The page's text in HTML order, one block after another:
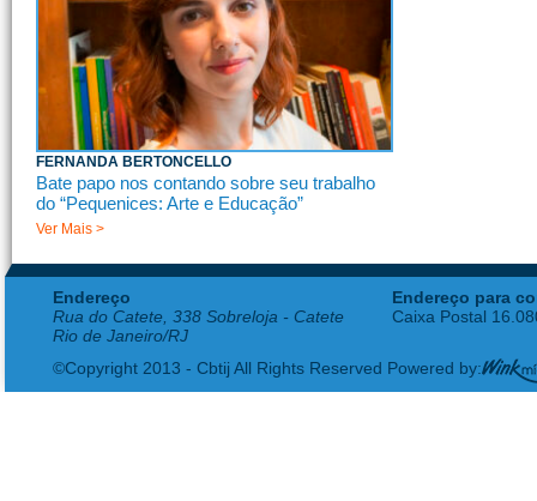
FERNANDA BERTONCELLO
Bate papo nos contando sobre seu trabalho
do “Pequenices: Arte e Educação”
Ver Mais >
Endereço
Rua do Catete, 338 Sobreloja - Catete
Rio de Janeiro/RJ
Endereço para
Caixa Postal
©Copyright 2013 - Cbtij All Rights Reserved Powered by: